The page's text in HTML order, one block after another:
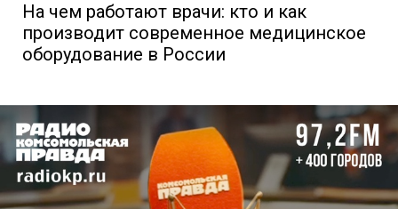
На чем работают врачи: кто и как
производит современное медицинское
оборудование в России